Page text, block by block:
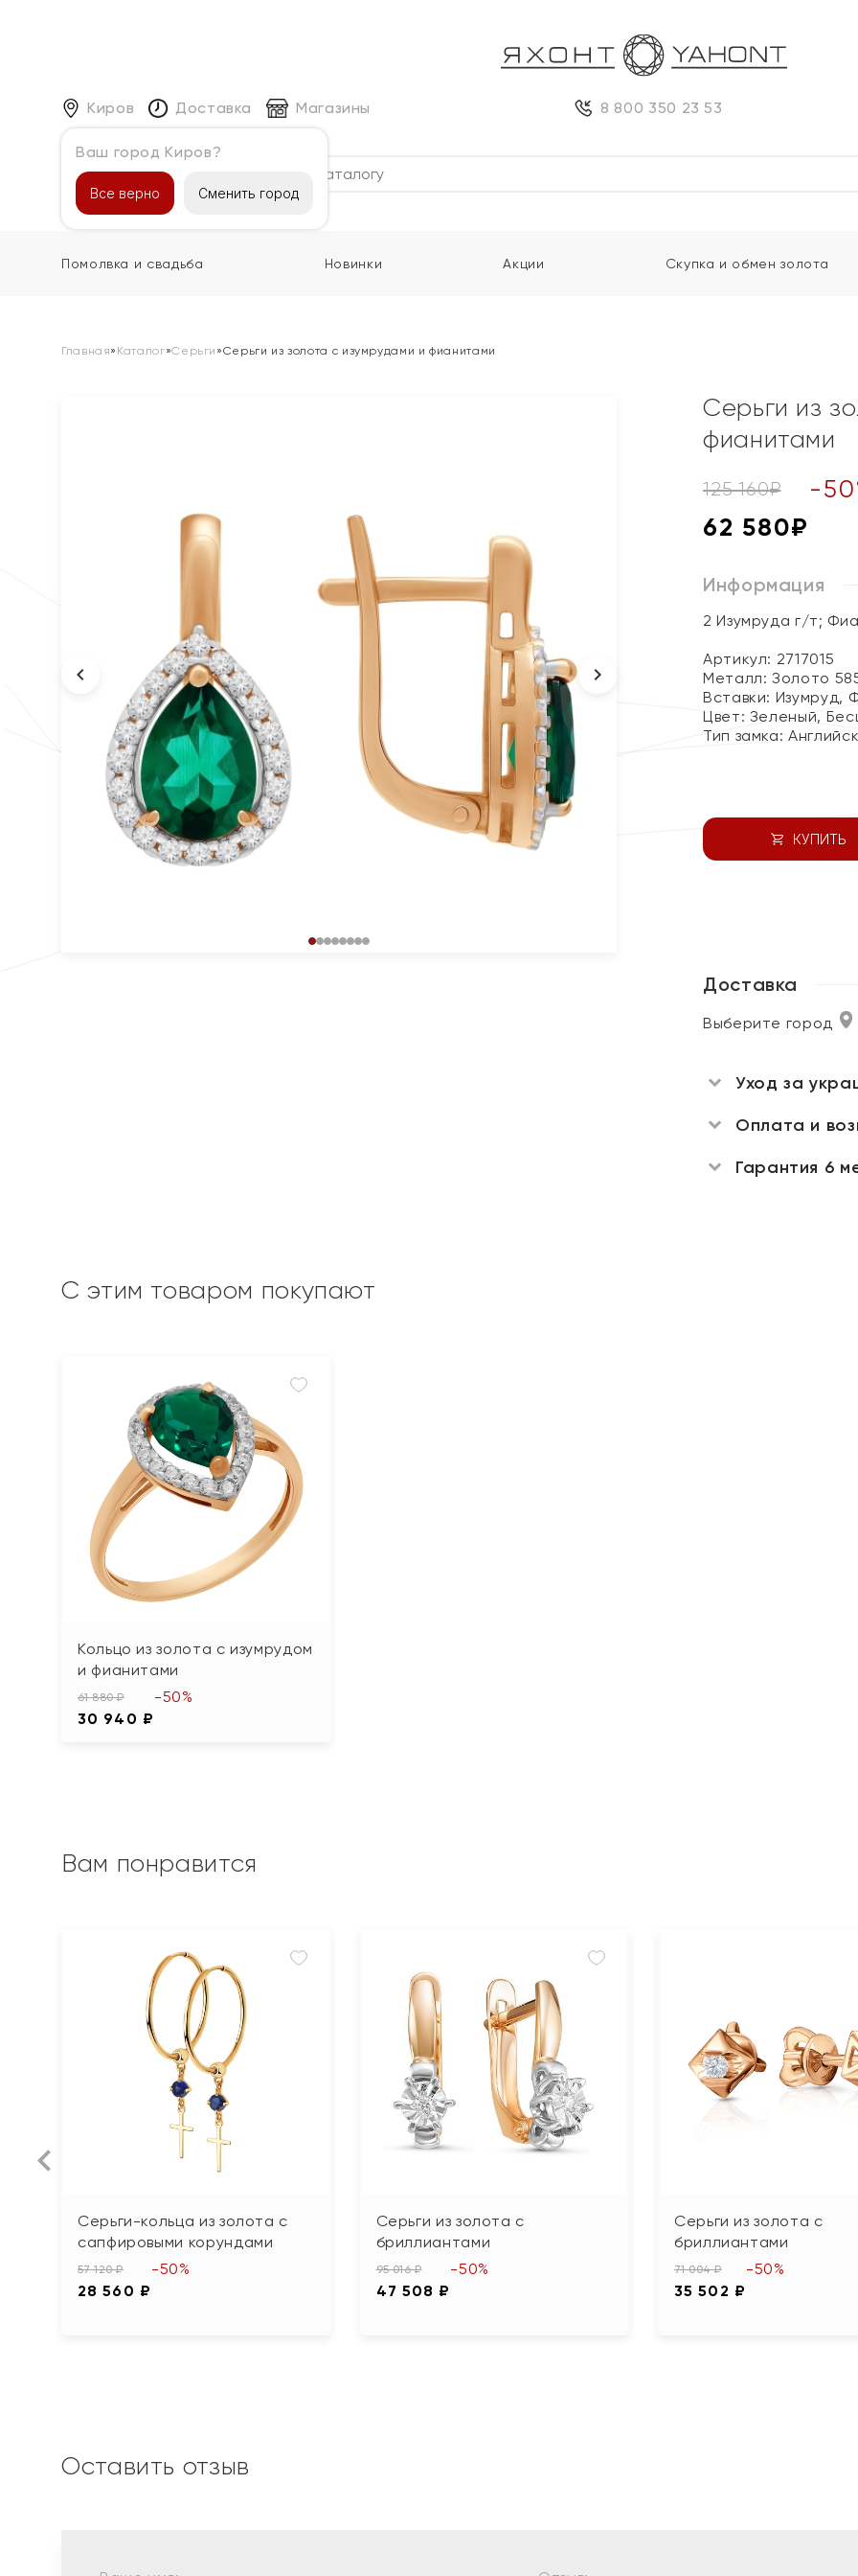
Киров
Ваш город Киров?
Все верно Сменить город
Доставка Магазины 8 800 350 23 53
Каталог
Помолвка и свадьба Новинки Акции Скупка и обмен золота
Главная» Каталог»Серьги »Серьги из золота с изумрудами и фианитами
Серьги из
фианитами
125 160₽ -50
62 580₽
Информация
2 Изумруда г/т;
Артикул: 2717015
Металл:Золото
Вставки: Изумруд,
Цвет: Зеленый,
Тип замка:
КУПИТЬ
Доставка
Выберите город
Уход за
Оплата и
Гарантия 6
С этим товаром покупают
Кольцо из золота с изумрудом
и фианитами
61 880 ₽
30 940 ₽
-50%
Вам понравится
Серьги-кольца из золота с
сапфировыми корундами
57 120 ₽
28 560 ₽
-50%
Серьги из золота с
бриллиантами
95 016 ₽
47 508 ₽
-50%
Серьги из золота с
бриллиантами
71 004 ₽
35 502 ₽
-50%
Оставить отзыв